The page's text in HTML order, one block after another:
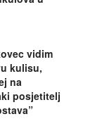
vidim
kulisu,
na
posjetitelj